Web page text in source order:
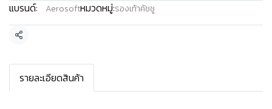
แบรนด์:
Aerosoftหมวดหมู่:รองเท้าคัชชู
แชร์
รายละเอียดสินค้า